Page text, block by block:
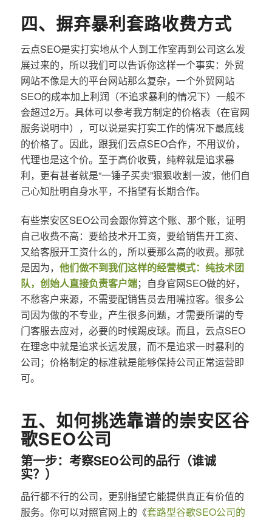
四、摒弃暴利套路收费方式
云点SEO是实打实地从个人到工作室再到公司这么发
展过来的，所以我们可以告诉你这样一个事实：外贸
网站不像是大的平台网站那么复杂，一个外贸网站
SEO的成本加上利润（不追求暴利的情况下）一般不
会超过2万。具体可以参考我方制定的价格表（在官网
服务说明中），可以说是实打实工作的情况下最底线
的价格了。因此，跟我们云点SEO合作，不用议价，
代理也是这个价。至于高价收费，纯粹就是追求暴
利，更有甚者就是“一锤子买卖”狠狠收割一波，他们自
己心知肚明自身水平，不指望有长期合作。
有些崇安区SEO公司会跟你算这个账、那个账，证明
自己收费不高：要给技术开工资，要给销售开工资、
又给客服开工资什么的，所以要那么高的收费。那就
是因为， 他们做不到我们这样的经营模式：纯技术团
队，创始人直接负责客户端；自身官网SEO做的好，
不愁客户来源，不需要配销售员去用嘴拉客。很多公
司因为做的不专业，产生很多问题，才需要所谓的专
门客服去应对，必要的时候踢皮球。而且，云点SEO
在理念中就是追求长远发展，而不是追求一时暴利的
公司；价格制定的标准就是能够保持公司正常运营即
可。
五、如何挑选靠谱的崇安区谷
歌SEO公司
第一步：考察SEO公司的品行（谁诚
实？）
品行都不行的公司，更别指望它能提供真正有价值的
服务。你可以对照官网上的《套路型谷歌SEO公司的